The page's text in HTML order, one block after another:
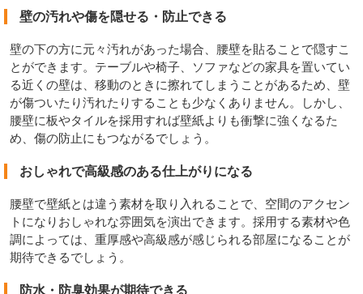
壁の汚れや傷を隠せる・防止できる
壁の下の方に元々汚れがあった場合、腰壁を貼ることで隠すこ
とができます。テーブルや椅子、ソファなどの家具を置いてい
る近くの壁は、移動のときに擦れてしまうことがあるため、壁
が傷ついたり汚れたりすることも少なくありません。しかし、
腰壁に板やタイルを採用すれば壁紙よりも衝撃に強くなるた
め、傷の防止にもつながるでしょう。
おしゃれで高級感のある仕上がりになる
腰壁で壁紙とは違う素材を取り入れることで、空間のアクセン
トになりおしゃれな雰囲気を演出できます。採用する素材や色
調によっては、重厚感や高級感が感じられる部屋になることが
期待できるでしょう。
防水・防臭効果が期待できる